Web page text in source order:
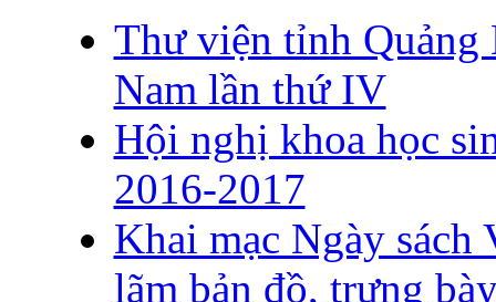
Thư viện tỉnh Quảng
Nam lần thứ IV
Hội nghị khoa học
2016-2017
Khai mạc Ngày sách
lãm bản đồ, trưng